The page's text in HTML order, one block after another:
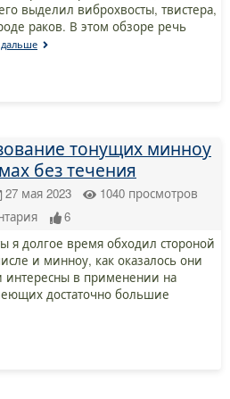
выделил виброхвосты, твистера,
раков. В этом обзоре речь
тонущих минноу
без течения
27 мая 2023 1040 просмотров
6
я долгое время обходил стороной
и минноу, как оказалось они
интересны в применении на
достаточно большие